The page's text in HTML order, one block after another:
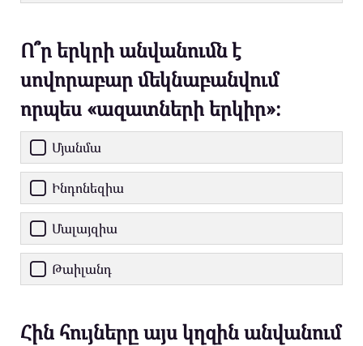
Ո՞ր երկրի անվանումն է
սովորաբար մեկնաբանվում
որպես «ազատների երկիր»։
Մյանմա
Ինդոնեզիա
Մալայզիա
Թաիլանդ
Հին հույները այս կղզին անվանում